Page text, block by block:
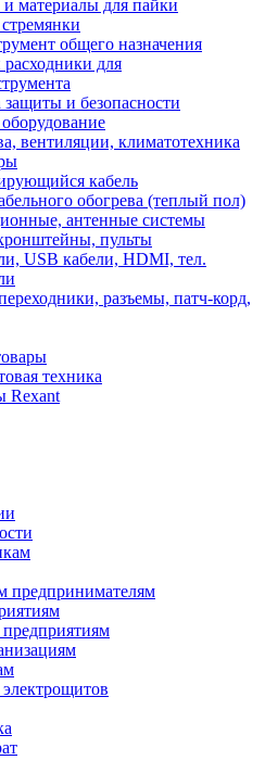
материалы для пайки
общего назначения
для
защиты и безопасности
вентиляции, климатотехника
кабель
обогрева (теплый пол)
антенные системы
пульты
USB кабели, HDMI, тел.
разъемы, патч-корд,
техника
Rexant
предпринимателям